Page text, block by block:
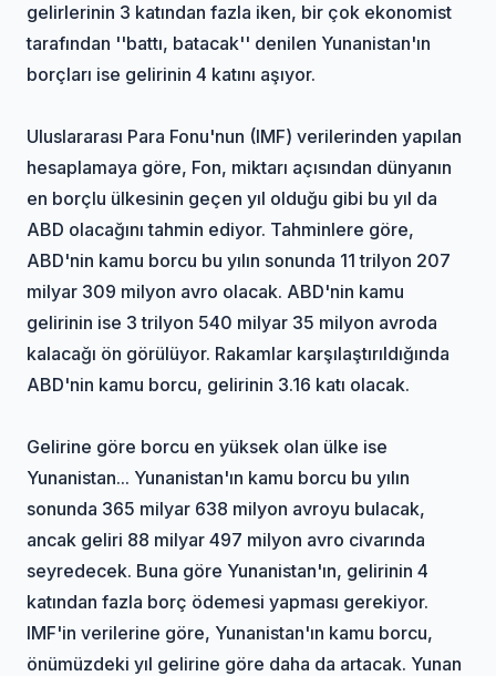
gelirlerinin 3 katından fazla iken, bir çok ekonomist
tarafından ''battı, batacak'' denilen Yunanistan'ın
borçları ise gelirinin 4 katını aşıyor.
Uluslararası Para Fonu'nun (IMF) verilerinden yapılan
hesaplamaya göre, Fon, miktarı açısından dünyanın
en borçlu ülkesinin geçen yıl olduğu gibi bu yıl da
ABD olacağını tahmin ediyor. Tahminlere göre,
ABD'nin kamu borcu bu yılın sonunda 11 trilyon 207
milyar 309 milyon avro olacak. ABD'nin kamu
gelirinin ise 3 trilyon 540 milyar 35 milyon avroda
kalacağı ön görülüyor. Rakamlar karşılaştırıldığında
ABD'nin kamu borcu, gelirinin 3.16 katı olacak.
Gelirine göre borcu en yüksek olan ülke ise
Yunanistan... Yunanistan'ın kamu borcu bu yılın
sonunda 365 milyar 638 milyon avroyu bulacak,
ancak geliri 88 milyar 497 milyon avro civarında
seyredecek. Buna göre Yunanistan'ın, gelirinin 4
katından fazla borç ödemesi yapması gerekiyor.
IMF'in verilerine göre, Yunanistan'ın kamu borcu,
önümüzdeki yıl gelirine göre daha da artacak. Yunan